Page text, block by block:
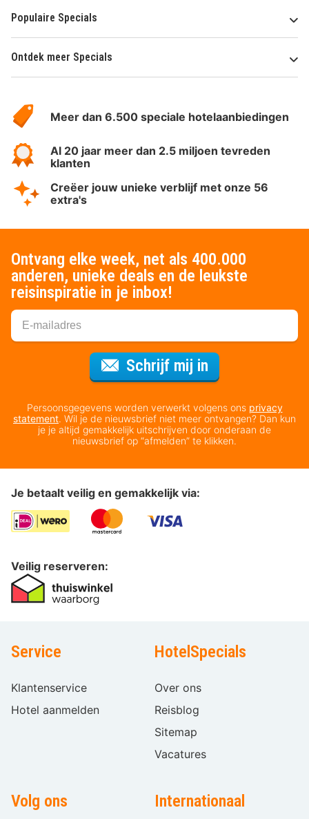
Populaire Specials
Ontdek meer Specials
HotelSpecials
Meer dan 6.500 speciale hotelaanbiedingen
Al 20 jaar meer dan 2.5 miljoen tevreden
klanten
Creëer jouw unieke verblijf met onze 56
extra's
Ontvang elke week, net als 400.000
anderen, unieke deals en de leukste
reisinspiratie in je inbox!
Schrijf mij in
Persoonsgegevens worden verwerkt volgens ons privacy
statement. Wil je de nieuwsbrief niet meer ontvangen? Dan kun
je je altijd gemakkelijk uitschrijven door onderaan de
nieuwsbrief op “afmelden” te klikken.
Je betaalt veilig en gemakkelijk via:
Veilig reserveren:
Service
Klantenservice
Hotel aanmelden
HotelSpecials
Over ons
Reisblog
Sitemap
Vacatures
Volg ons Internationaal